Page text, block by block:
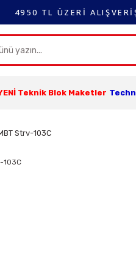
4950 TL ÜZERİ
Teknik Blok Maketler
Strv-103C